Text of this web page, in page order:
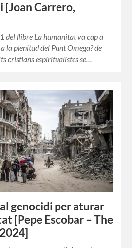
[Joan Carrero,
del llibre La humanitat va cap a
la plenitud del Punt Omega? de
cristians espiritualistes se…
genocidi per aturar
[Pepe Escobar – The